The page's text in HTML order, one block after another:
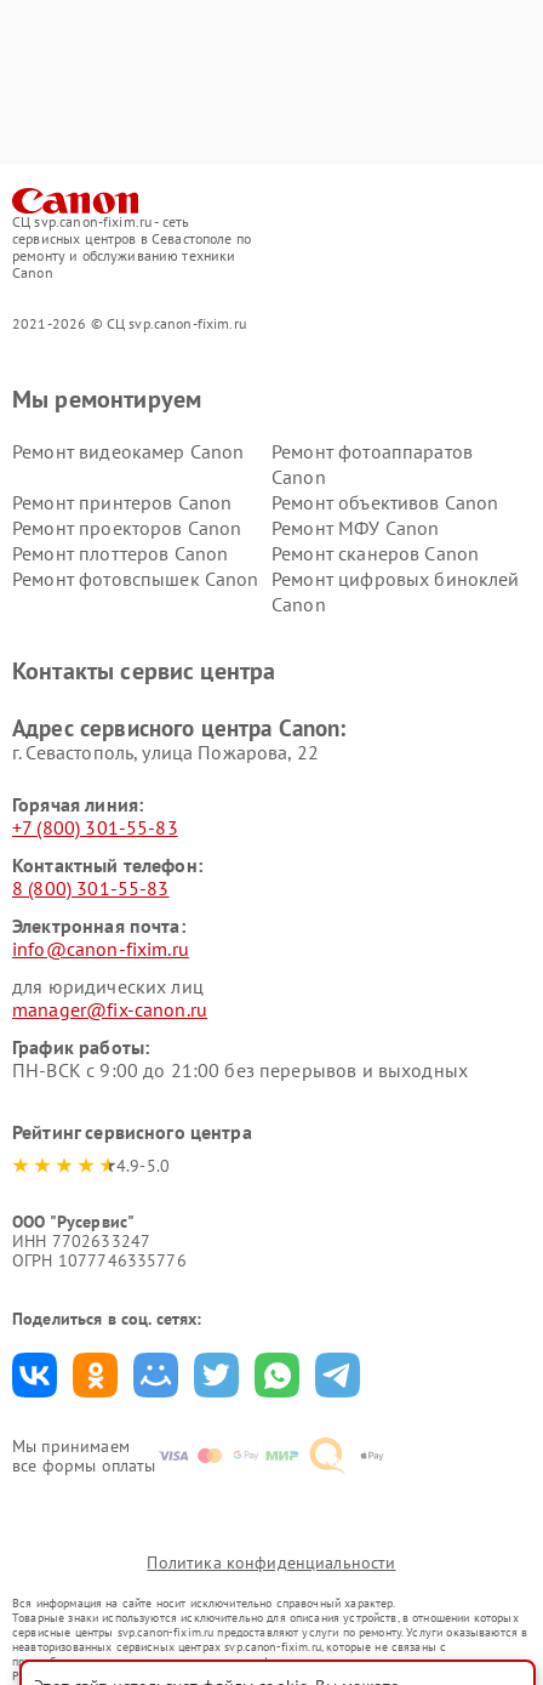
СЦ svp.canon-fixim.ru - сеть
сервисных центров в Севастополе по
ремонту и обслуживанию техники
Canon
2021-2026 © СЦ svp.canon-fixim.ru
Мы принимаем
все формы оплаты
Мы ремонтируем
Ремонт видеокамер Canon
Ремонт фотоаппаратов
Canon
Ремонт принтеров Canon
Ремонт объективов Canon
Ремонт проекторов Canon
Ремонт МФУ Canon
Ремонт плоттеров Canon
Ремонт сканеров Canon
Ремонт фотовспышек Canon
Ремонт цифровых биноклей
Canon
Контакты сервис центра
Адрес сервисного центра Canon:
г. Севастополь, улица Пожарова, 22
Горячая линия:
+7 (800) 301-55-83
Контактный телефон:
8 (800) 301-55-83
Электронная почта:
info@canon-fixim.ru
для юридических лиц
manager@fix-canon.ru
График работы:
ПН-ВСК с 9:00 до 21:00 без перерывов и выходных
Рейтинг сервисного центра
4.9-5.0
ООО "Русервис"
ИНН 7702633247
ОГРН 1077746335776
Поделиться в соц. сетях:
Политика конфиденциальности
Вся информация на сайте носит исключительно справочный характер.
Товарные знаки используются исключительно для описания устройств, в отношении которых
сервисные центры svp.canon-fixim.ru предоставляют услуги по ремонту. Услуги оказываются в
неавторизованных сервисных центрах svp.canon-fixim.ru, которые не связаны с
правообладателями товарных знаков или их официальными представителями.
Ремонт осуществляется для устройств, уже введенных в гражданский оборот в соответствии